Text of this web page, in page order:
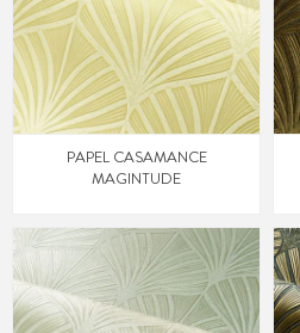
PAPEL CASAMANCE
MAGINTUDE